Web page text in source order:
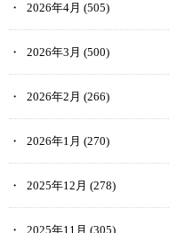
2026年4月 (505)
2026年3月 (500)
2026年2月 (266)
2026年1月 (270)
2025年12月 (278)
2025年11月 (305)